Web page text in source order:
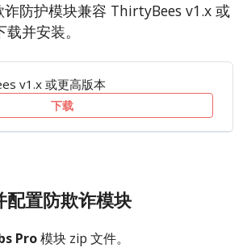
诈防护模块兼容 ThirtyBees v1.x 或
并安装。
v1.x 或更高版本
下载
配置防欺诈模块
Pro模块 zip 文件。